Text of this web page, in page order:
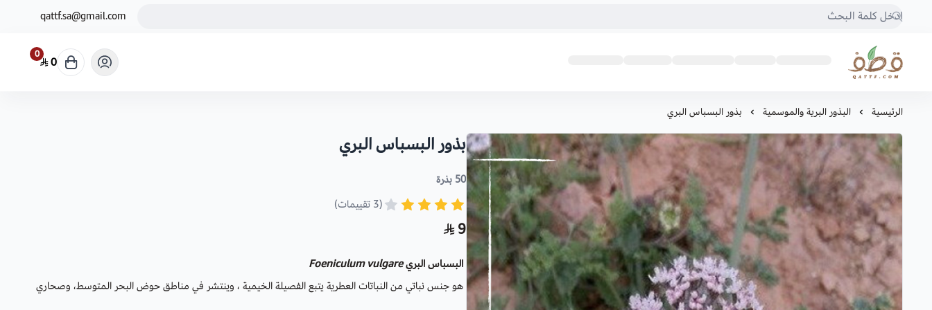
qattf.sa@gmail.com
متجر قطف للبذور
0
0
الرئيسية البذور البرية والموسمية بذور البسباس البري
بذور البسباس البري
50 بذرة
(3 تقييمات)
9
البسباس البريFoeniculum vulgare
هو جنس نباتي من النباتات العطرية يتبع الفصيلة الخيمية ، وينتشر في مناطق حوض البحر المتوسط، وصحاري